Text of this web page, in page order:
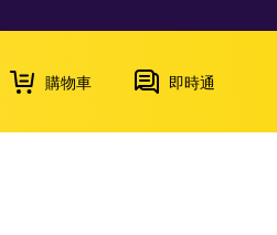
購物車 即時通